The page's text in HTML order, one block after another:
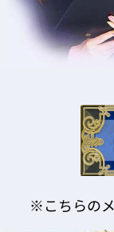
※こちらの